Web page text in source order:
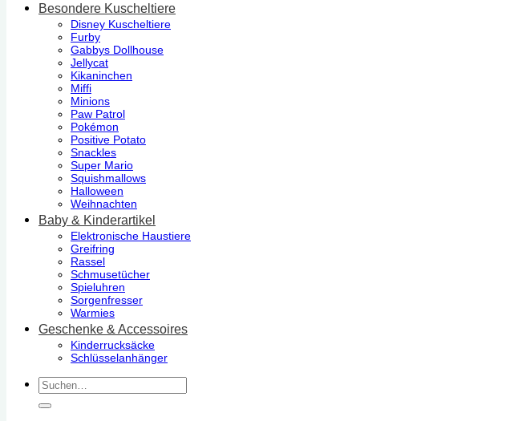
Besondere Kuscheltiere
Disney Kuscheltiere
Furby
Gabbys Dollhouse
Jellycat
Kikaninchen
Miffi
Minions
Paw Patrol
Pokémon
Positive Potato
Snackles
Super Mario
Squishmallows
Halloween
Weihnachten
Baby & Kinderartikel
Elektronische Haustiere
Greifring
Rassel
Schmusetücher
Spieluhren
Sorgenfresser
Warmies
Geschenke & Accessoires
Kinderrucksäcke
Schlüsselanhänger
Suchen